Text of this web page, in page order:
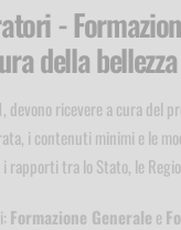
-
della
ricevere a cura del
i contenuti minimi e le
rapporti tra lo Stato, le
Formazione Generale e